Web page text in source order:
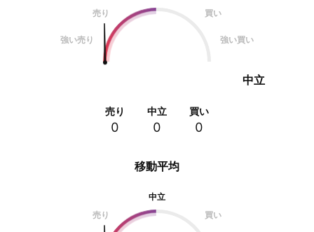
売り
買い
強い売り 強い買い
中立
売り
0
中立
0
買い
0
移動平均
中立
売り
買い